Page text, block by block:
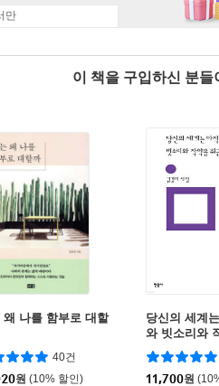
만
이 책을 구입하신 분
왜 나를 함부로 대할
40건
원 (10% 할인)
당신의 세계
와 빗소리와
는지
11,700원